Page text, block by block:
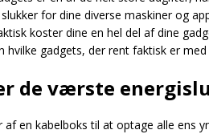
for dine diverse maskiner og
koster dine en hel del af dine
hvilke gadgets, der rent faktisk er
de værste
af en kabelboks til at optage alle ens